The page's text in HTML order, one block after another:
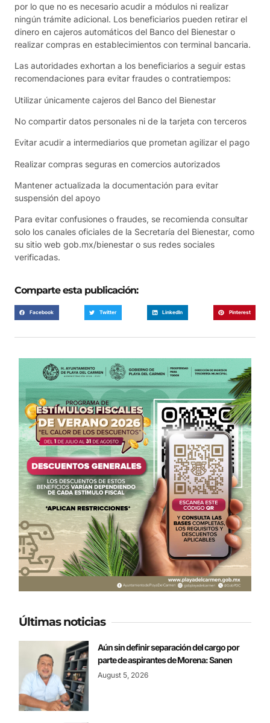
por lo que no es necesario acudir a módulos ni realizar
ningún trámite adicional. Los beneficiarios pueden retirar el
dinero en cajeros automáticos del Banco del Bienestar o
realizar compras en establecimientos con terminal bancaria.
Las autoridades exhortan a los beneficiarios a seguir estas
recomendaciones para evitar fraudes o contratiempos:
Utilizar únicamente cajeros del Banco del Bienestar
No compartir datos personales ni de la tarjeta con terceros
Evitar acudir a intermediarios que prometan agilizar el pago
Realizar compras seguras en comercios autorizados
Mantener actualizada la documentación para evitar
suspensión del apoyo
Para evitar confusiones o fraudes, se recomienda consultar
solo los canales oficiales de la Secretaría del Bienestar, como
su sitio web gob.mx/bienestar o sus redes sociales
verificadas.
Comparte esta publicación:
Facebook Twitter LinkedIn Pinterest
Últimas noticias
Aún sin definir separación del cargo por
parte de aspirantes de Morena: Sanen
August 5, 2026